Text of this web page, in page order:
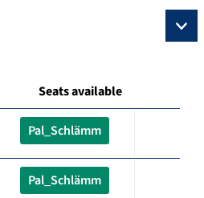
Seats available
Pal_Schlämm
Pal_Schlämm